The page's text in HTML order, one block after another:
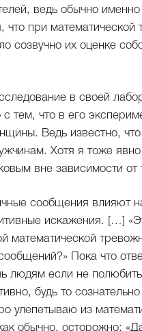
ведь обычно
что при
созвучно их оценке
в своей
с тем, что в его
Ведь известно,
Хотя я тоже
вне зависимости
сообщения влияют
искажения. […]
математической
Пока что
людям если не
будь то
улепетываю из
обычно, осторожно: